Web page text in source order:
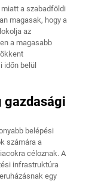
a szabadföldi
magasak, hogy a
az
a magasabb
időn belül
gazdasági
belépési
számára a
céloznak. A
infrastruktúra
egy